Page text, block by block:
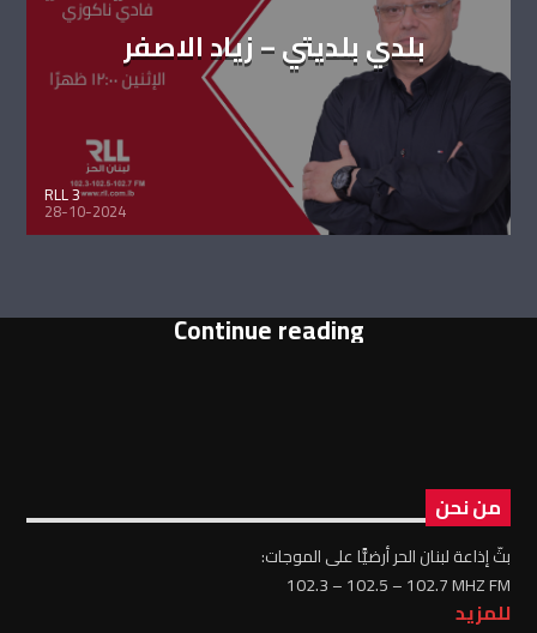
بلدي بلديتي – زياد الاصفر
RLL 3
28-10-2024
Continue reading
من نحن
بثّ إذاعة لبنان الحر أرضيًّا على الموجات:
102.3 – 102.5 – 102.7 MHZ FM
للمزيد